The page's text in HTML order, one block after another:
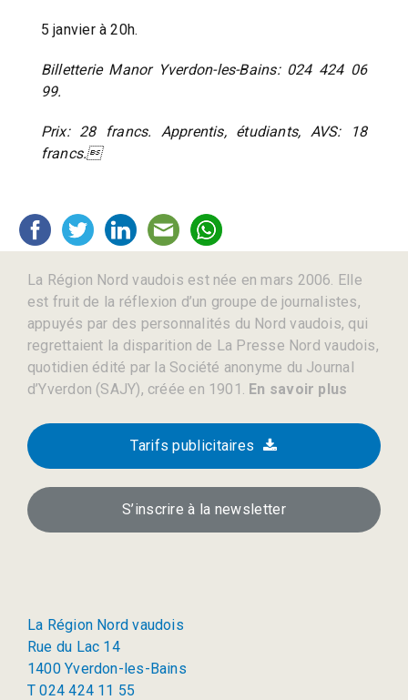
5 janvier à 20h.
Billetterie Manor Yverdon-les-Bains: 024 424 06
99.
Prix: 28 francs. Apprentis, étudiants, AVS: 18
francs.
La Région Nord vaudois est née en mars 2006. Elle
est fruit de la réflexion d’un groupe de journalistes,
appuyés par des personnalités du Nord vaudois, qui
regrettaient la disparition de La Presse Nord vaudois,
quotidien édité par la Société anonyme du Journal
d’Yverdon (SAJY), créée en 1901. En savoir plus
Tarifs publicitaires
S’inscrire à la newsletter
La Région Nord vaudois
Rue du Lac 14
1400 Yverdon-les-Bains
T 024 424 11 55